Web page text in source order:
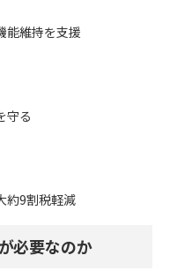
能維持を支援
守る
約9割税軽減
必要なのか